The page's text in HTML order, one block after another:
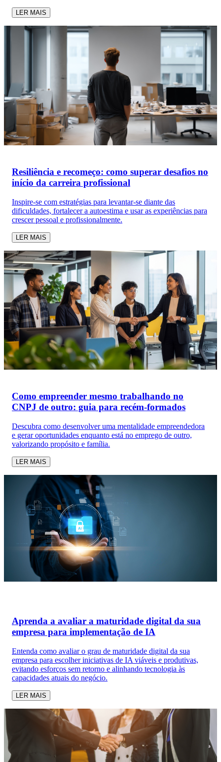
LER MAIS
Resiliência e recomeço: como superar desafios no
início da carreira profissional
Inspire-se com estratégias para levantar-se diante das
dificuldades, fortalecer a autoestima e usar as experiências para
crescer pessoal e profissionalmente.
LER MAIS
Como empreender mesmo trabalhando no
CNPJ de outro: guia para recém-formados
Descubra como desenvolver uma mentalidade empreendedora
e gerar oportunidades enquanto está no emprego de outro,
valorizando propósito e família.
LER MAIS
Aprenda a avaliar a maturidade digital da sua
empresa para implementação de IA
Entenda como avaliar o grau de maturidade digital da sua
empresa para escolher iniciativas de IA viáveis e produtivas,
evitando esforços sem retorno e alinhando tecnologia às
capacidades atuais do negócio.
LER MAIS